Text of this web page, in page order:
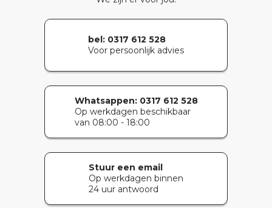
bel: 0317 612 528
Voor persoonlijk advies
Whatsappen:0317 612 528
Op werkdagen beschikbaar
van 08:00 - 18:00
Stuur een email
Op werkdagen binnen
24 uur antwoord